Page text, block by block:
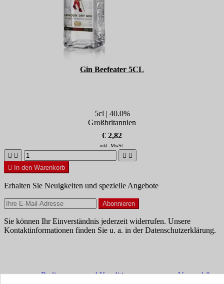
Gin Beefeater 5CL
5cl | 40.0%
Großbritannien
€ 2,82
inkl. MwSt.
   

In den Warenkorb
Erhalten Sie Neuigkeiten und spezielle Angebote
Sie können Ihr Einverständnis jederzeit widerrufen. Unsere
Kontaktinformationen finden Sie u. a. in der Datenschutzerklärung.
Bedingungen und Konditionen Versand &